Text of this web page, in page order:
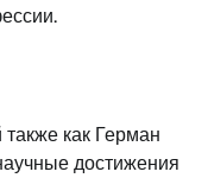
как Герман
достижения